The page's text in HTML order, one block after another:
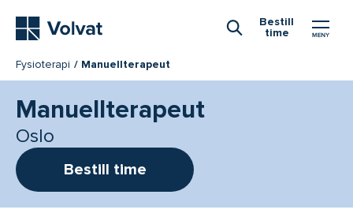
Bestill
time
Fysioterapi Manuellterapeut
Manuellterapeut
Oslo
Bestill time